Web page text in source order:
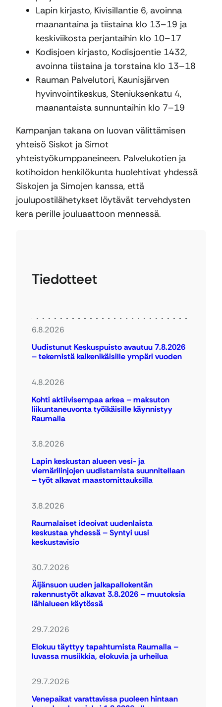
Lapin kirjasto, Kivisillantie 6, avoinna
maanantaina ja tiistaina klo 13–19 ja
keskiviikosta perjantaihin klo 10–17
Kodisjoen kirjasto, Kodisjoentie 1432,
avoinna tiistaina ja torstaina klo 13–18
Rauman Palvelutori, Kaunisjärven
hyvinvointikeskus, Steniuksenkatu 4,
maanantaista sunnuntaihin klo 7–19
Kampanjan takana on luovan välittämisen
yhteisö Siskot ja Simot
yhteistyökumppaneineen. Palvelukotien ja
kotihoidon henkilökunta huolehtivat yhdessä
Siskojen ja Simojen kanssa, että
joulupostilähetykset löytävät tervehdysten
kera perille jouluaattoon mennessä.
Tiedotteet
6.8.2026
Uudistunut Keskuspuisto avautuu 7.8.2026
– tekemistä kaikenikäisille ympäri vuoden
4.8.2026
Kohti aktiivisempaa arkea – maksuton
liikuntaneuvonta työikäisille käynnistyy
Raumalla
3.8.2026
Lapin keskustan alueen vesi- ja
viemärilinjojen uudistamista suunnitellaan
– työt alkavat maastomittauksilla
3.8.2026
Raumalaiset ideoivat uudenlaista
keskustaa yhdessä – Syntyi uusi
keskustavisio
30.7.2026
Äijänsuon uuden jalkapallokentän
rakennustyöt alkavat 3.8.2026 – muutoksia
lähialueen käytössä
29.7.2026
Elokuu täyttyy tapahtumista Raumalla –
luvassa musiikkia, elokuvia ja urheilua
29.7.2026
Venepaikat varattavissa puoleen hintaan